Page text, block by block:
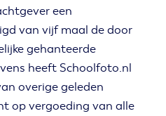
een
van vijf maal de door
gehanteerde
heeft Schoolfoto.nl
overige geleden
op vergoeding van alle